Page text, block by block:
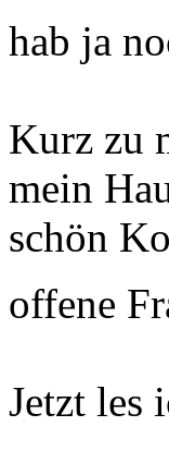
hab ja
Kurz zu
mein
schön
offene
Jetzt les